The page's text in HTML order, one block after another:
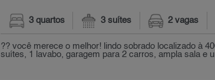
3 quartos 3 suítes 2 vagas
?? você merece o melhor! lindo sobrado localizado à
suítes, 1 lavabo, garagem para 2 carros, ampla sala e